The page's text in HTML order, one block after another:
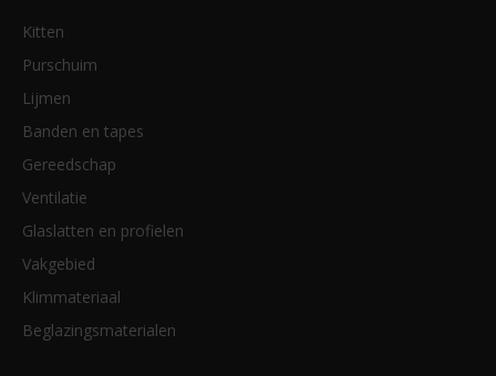
Kitten
Purschuim
Lijmen
Banden en tapes
Gereedschap
Ventilatie
Glaslatten en profielen
Vakgebied
Klimmateriaal
Beglazingsmaterialen